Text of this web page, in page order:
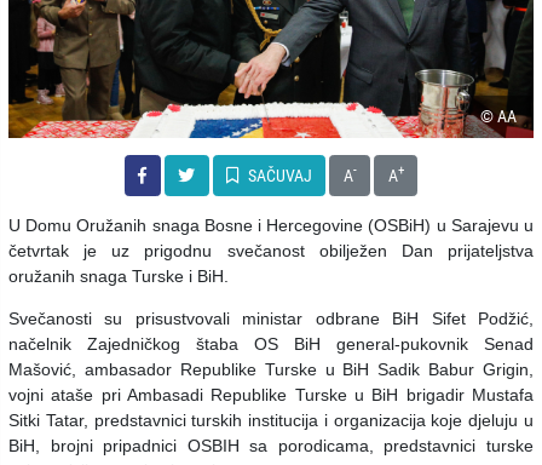
© AA
SAČUVAJ A- A+
U Domu Oružanih snaga Bosne i Hercegovine (OSBiH) u Sarajevu u
četvrtak je uz prigodnu svečanost obilježen Dan prijateljstva
oružanih snaga Turske i BiH.
Svečanosti su prisustvovali ministar odbrane BiH Sifet Podžić,
načelnik Zajedničkog štaba OS BiH general-pukovnik Senad
Mašović, ambasador Republike Turske u BiH Sadik Babur Grigin,
vojni ataše pri Ambasadi Republike Turske u BiH brigadir Mustafa
Sitki Tatar, predstavnici turskih institucija i organizacija koje djeluju u
BiH, brojni pripadnici OSBIH sa porodicama, predstavnici turske